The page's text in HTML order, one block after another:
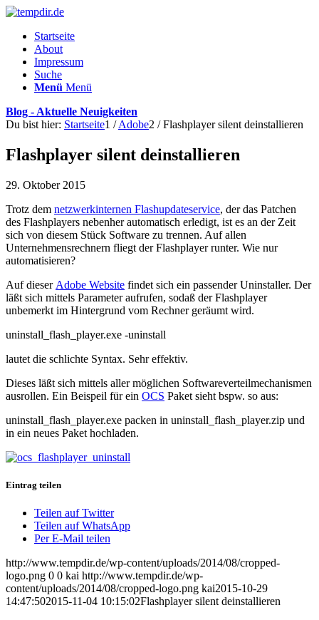
Startseite
About
Impressum
Suche
Menü Menü
Blog - Aktuelle Neuigkeiten
Du bist hier: Startseite1 / Adobe2 / Flashplayer silent deinstallieren
Flashplayer silent deinstallieren
29. Oktober 2015
Trotz dem netzwerkinternen Flashupdateservice, der das Patchen
des Flashplayers nebenher automatisch erledigt, ist es an der Zeit
sich von diesem Stück Software zu trennen. Auf allen
Unternehmensrechnern fliegt der Flashplayer runter. Wie nur
automatisieren?
Auf dieser Adobe Website findet sich ein passender Uninstaller. Der
läßt sich mittels Parameter aufrufen, sodaß der Flashplayer
unbemerkt im Hintergrund vom Rechner geräumt wird.
uninstall_flash_player.exe -uninstall
lautet die schlichte Syntax. Sehr effektiv.
Dieses läßt sich mittels aller möglichen Softwareverteilmechanismen
ausrollen. Ein Beispeil für ein OCS Paket sieht bspw. so aus:
uninstall_flash_player.exe packen in uninstall_flash_player.zip und
in ein neues Paket hochladen.
Eintrag teilen
Teilen auf Twitter
Teilen auf WhatsApp
Per E-Mail teilen
http://www.tempdir.de/wp-content/uploads/2014/08/cropped-
logo.png 0 0 kai http://www.tempdir.de/wp-
content/uploads/2014/08/cropped-logo.png kai2015-10-29
14:47:502015-11-04 10:15:02Flashplayer silent deinstallieren